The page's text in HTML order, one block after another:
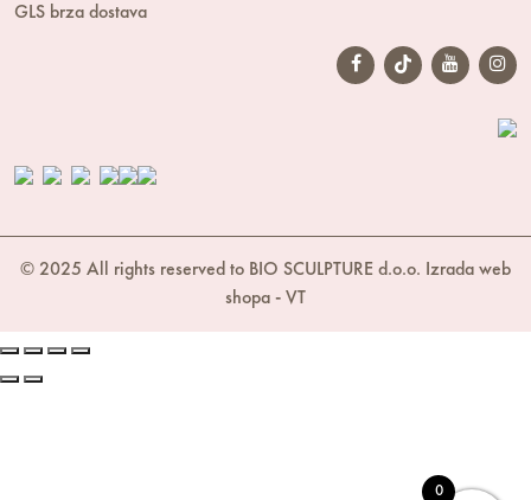
GLS brza dostava
© 2025 All rights reserved to BIO SCULPTURE d.o.o. Izrada web
shopa - VT
0